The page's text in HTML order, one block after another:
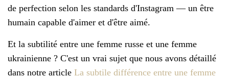
de perfection selon les standards d'Instagram — un être
humain capable d'aimer et d'être aimé.
Et la subtilité entre une femme russe et une femme
ukrainienne ? C'est un vrai sujet que nous avons détaillé
dans notre article La subtile différence entre une femme